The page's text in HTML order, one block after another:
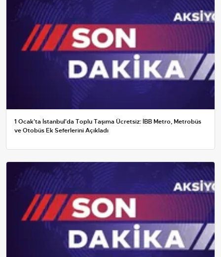
1 Ocak'ta İstanbul'da Toplu Taşıma Ücretsiz: İBB Metro, Metrobüs
ve Otobüs Ek Seferlerini Açıkladı